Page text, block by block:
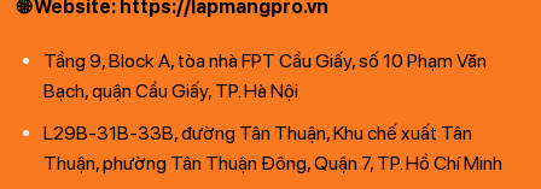
🌐 Website: https://lapmangpro.vn
Tầng 9, Block A, tòa nhà FPT Cầu Giấy, số 10 Phạm Văn
Bạch, quận Cầu Giấy, TP. Hà Nội
L29B-31B-33B, đường Tân Thuận, Khu chế xuất Tân
Thuận, phường Tân Thuận Đông, Quận 7, TP. Hồ Chí Minh